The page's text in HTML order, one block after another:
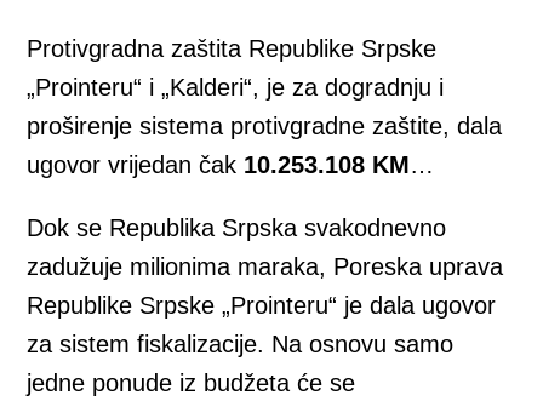
Protivgradna zaštita Republike Srpske
„Prointeru“ i „Kalderi“, je za dogradnju i
proširenje sistema protivgradne zaštite, dala
ugovor vrijedan čak 10.253.108 KM…
Dok se Republika Srpska svakodnevno
zadužuje milionima maraka, Poreska uprava
Republike Srpske „Prointeru“ je dala ugovor
za sistem fiskalizacije. Na osnovu samo
jedne ponude iz budžeta će se